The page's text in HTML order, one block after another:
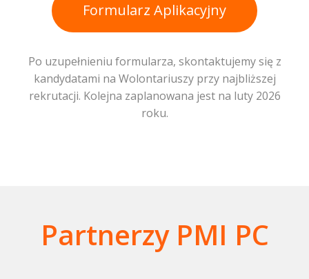
Formularz Aplikacyjny
Po uzupełnieniu formularza, skontaktujemy się z
kandydatami na Wolontariuszy przy najbliższej
rekrutacji. Kolejna zaplanowana jest na luty 2026
roku.
Partnerzy PMI PC